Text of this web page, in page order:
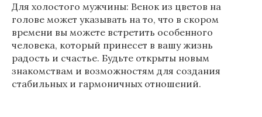
Для холостого мужчины: Венок из цветов на
голове может указывать на то, что в скором
времени вы можете встретить особенного
человека, который принесет в вашу жизнь
радость и счастье. Будьте открыты новым
знакомствам и возможностям для создания
стабильных и гармоничных отношений.